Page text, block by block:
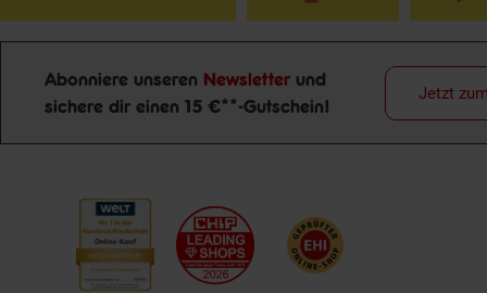
Newsletter Anmeldung
Abonniere unseren Newsletter und
sichere dir einen 15 €**-Gutschein!
Jetzt